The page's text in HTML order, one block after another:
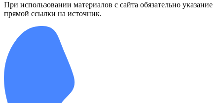
При использовании материалов с сайта обязательно указание
прямой ссылки на источник.